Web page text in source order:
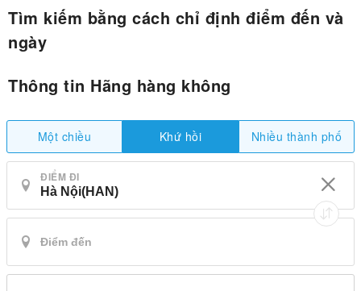
Tìm kiếm bằng cách chỉ định điểm đến và
ngày
Thông tin Hãng hàng không
Một chiều Khứ hồi Nhiều thành phố
ĐIỂM ĐI